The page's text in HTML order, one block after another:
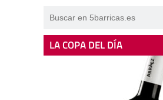
LA COPA DEL DÍA